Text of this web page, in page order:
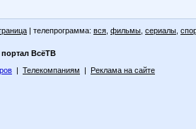
| телепрограмма: вся фильмы сериалы
портал ВсёТВ
| Телекомпаниям | Реклама на сайте